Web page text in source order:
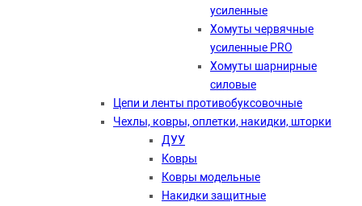
усиленные
Хомуты червячные
усиленные PRO
Хомуты шарнирные
силовые
Цепи и ленты противобуксовочные
Чехлы, ковры, оплетки, накидки, шторки
ДУУ
Ковры
Ковры модельные
Накидки защитные